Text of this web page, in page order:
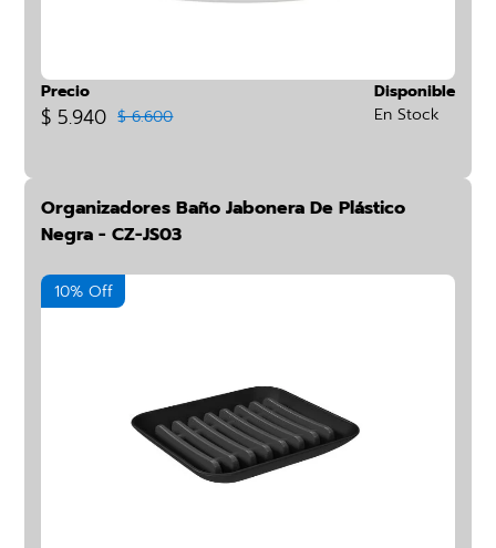
Precio
$ 5.940 $ 6.600
Disponible
En Stock
Organizadores Baño Jabonera De Plástico
Negra - CZ-JS03
10% Off